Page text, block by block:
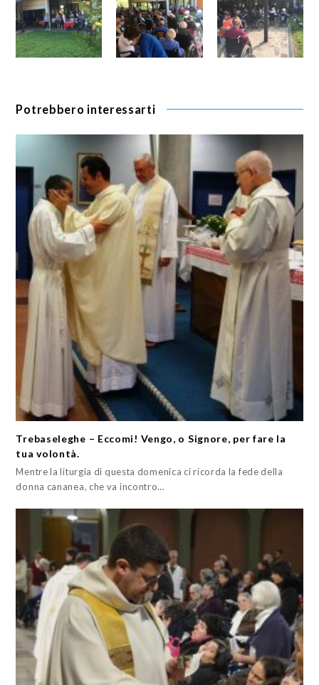
Potrebbero interessarti
Trebaseleghe – Eccomi! Vengo, o Signore, per fare la
tua volontà.
Mentre la liturgia di questa domenica ci ricorda la fede della
donna cananea, che va incontro…